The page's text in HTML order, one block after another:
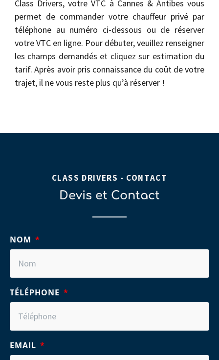
Class Drivers, votre VTC à Cannes & Antibes vous
permet de commander votre chauffeur privé par
téléphone au numéro ci-dessous ou de réserver
votre VTC en ligne. Pour débuter, veuillez renseigner
les champs demandés et cliquez sur estimation du
tarif. Après avoir pris connaissance du coût de votre
trajet, il ne vous reste plus qu’à réserver !
CLASS DRIVERS - CONTACT
Devis et Contact
NOM
TÉLÉPHONE
EMAIL